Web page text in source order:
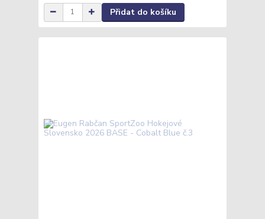
Přidat do košíku